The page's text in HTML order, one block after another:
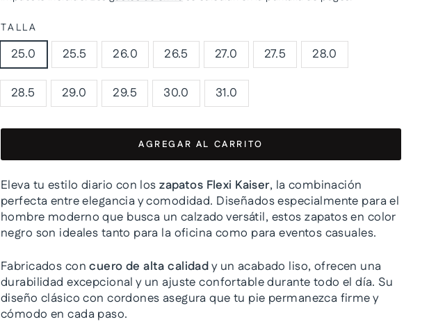
TALLA
25.0 25.5 26.0 26.5 27.0 27.5 28.0
28.5 29.0 29.5 30.0 31.0
AGREGAR AL CARRITO
Eleva tu estilo diario con loszapatos Flexi Kaiser, la combinación
perfecta entre elegancia y comodidad. Diseñados especialmente para el
hombre moderno que busca un calzado versátil, estos zapatos en color
negro son ideales tanto para la oficina como para eventos casuales.
Fabricados concuero de alta calidady un acabado liso, ofrecen una
durabilidad excepcional y un ajuste confortable durante todo el día. Su
diseño clásico con cordones asegura que tu pie permanezca firme y
cómodo en cada paso.